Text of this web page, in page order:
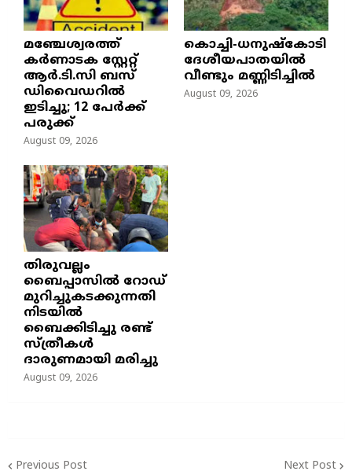
മഞ്ചേശ്വരത്ത്
കര്‍ണാടക സ്റ്റേറ്റ്
ആര്‍.ടി.സി ബസ്
ഡിവൈഡറില്‍
ഇടിച്ചു; 12 പേര്‍ക്ക്
പരുക്ക്
August 09, 2026
കൊച്ചി-ധനുഷ്കോടി
ദേശീയപാതയിൽ
വീണ്ടും മണ്ണിടിച്ചിൽ
August 09, 2026
തിരുവല്ലം
ബൈപ്പാസില്‍ റോഡ്
മുറിച്ചുകടക്കുന്നതി
നിടയില്‍
ബൈക്കിടിച്ചു രണ്ട്
സ്ത്രീകള്‍
ദാരുണമായി മരിച്ചു
August 09, 2026
Previous Post Next Post